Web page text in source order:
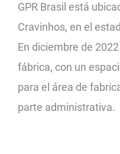
GPR Brasil está
Cravinhos, en el
En diciembre de
fábrica, con un
para el área de
parte administrativa.